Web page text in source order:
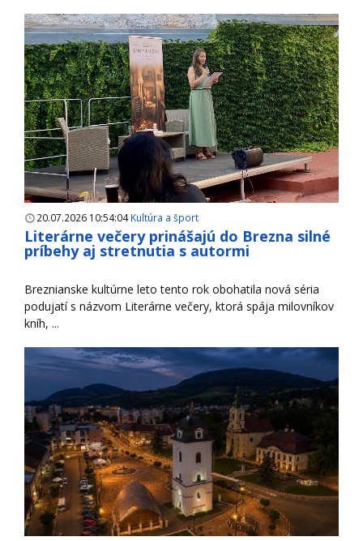
20.07.2026 10:54:04Kultúra a šport
Literárne večery prinášajú do Brezna silné
príbehy aj stretnutia s autormi
Breznianske kultúrne leto tento rok obohatila nová séria
podujatí s názvom Literárne večery, ktorá spája milovníkov
kníh, ...